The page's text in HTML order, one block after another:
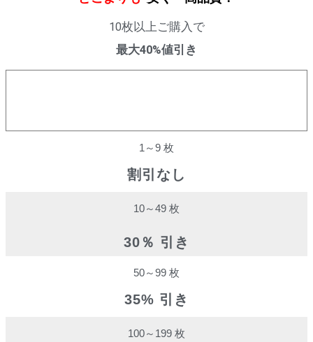
10枚以上ご購入で
最大40%値引き
1～9 枚
割引なし
10～49 枚
30％ 引き
50～99 枚
35% 引き
100～199 枚